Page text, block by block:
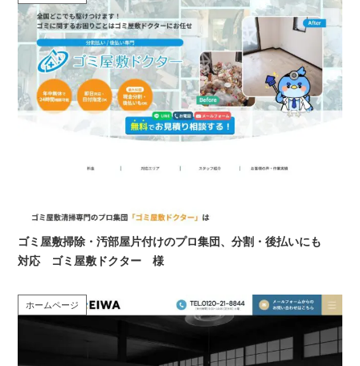
ゴミ屋敷掃除・汚部屋片付けのプロ集団、分割・後払いにも
対応 ゴミ屋敷ドクター 様
ホームページ